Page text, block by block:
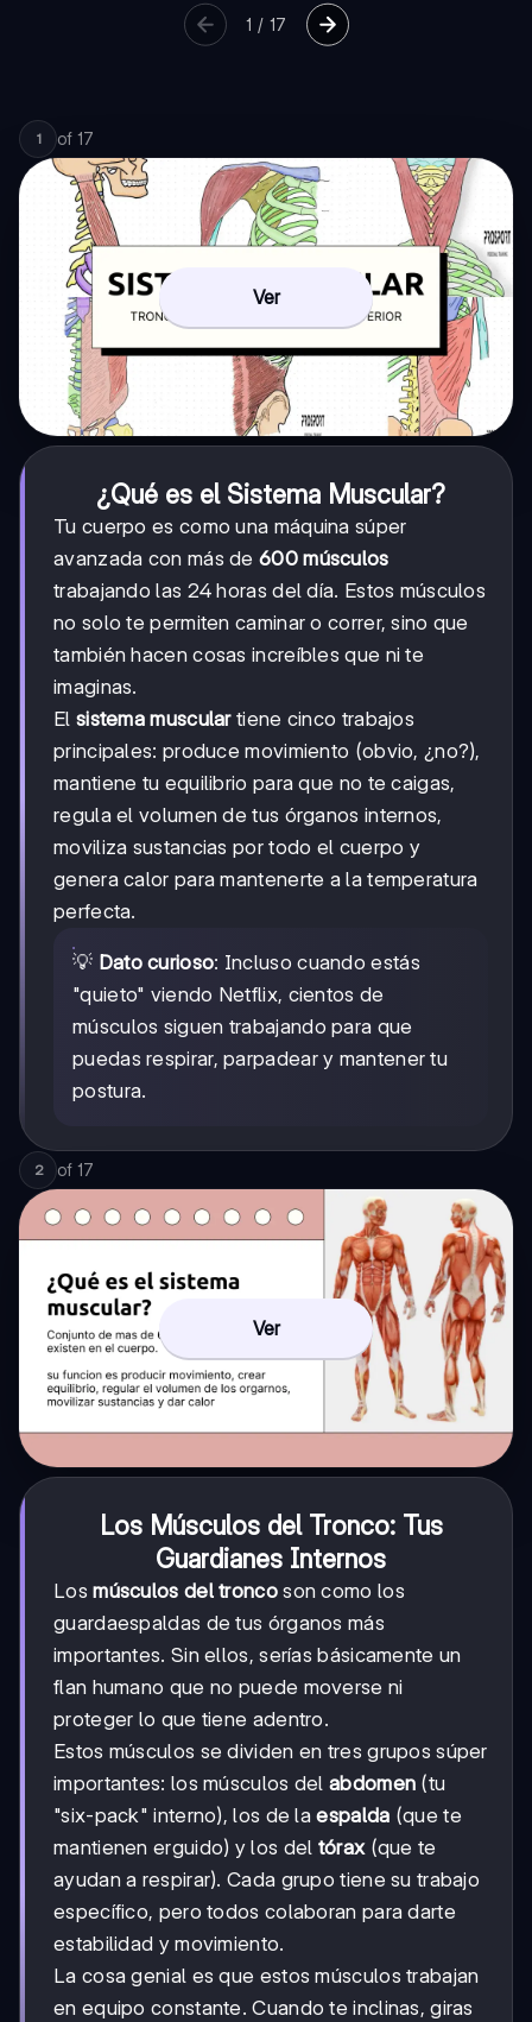
1 / 17
1 of 17
Ver
¿Qué es el Sistema Muscular?
Tu cuerpo es como una máquina súper
avanzada con más de600 músculos
trabajando las 24 horas del día. Estos músculos
no solo te permiten caminar o correr, sino que
también hacen cosas increíbles que ni te
imaginas.
El sistema musculartiene cinco trabajos
principales: produce movimiento (obvio, ¿no?),
mantiene tu equilibrio para que no te caigas,
regula el volumen de tus órganos internos,
moviliza sustancias por todo el cuerpo y
genera calor para mantenerte a la temperatura
perfecta.
💡 Dato curioso: Incluso cuando estás
"quieto" viendo Netflix, cientos de
músculos siguen trabajando para que
puedas respirar, parpadear y mantener tu
postura.
2 of 17
Ver
Los Músculos del Tronco: Tus
Guardianes Internos
Losmúsculos del troncoson como los
guardaespaldas de tus órganos más
importantes. Sin ellos, serías básicamente un
flan humano que no puede moverse ni
proteger lo que tiene adentro.
Estos músculos se dividen en tres grupos súper
importantes: los músculos delabdomen (tu
"six-pack" interno), los de laespalda (que te
mantienen erguido) y los del tórax(que te
ayudan a respirar). Cada grupo tiene su trabajo
específico, pero todos colaboran para darte
estabilidad y movimiento.
La cosa genial es que estos músculos trabajan
en equipo constante. Cuando te inclinas, giras